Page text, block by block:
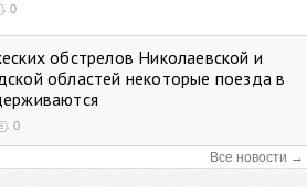
0
обстрелов Николаевской и
областей некоторые поезда в
0
Все новости →